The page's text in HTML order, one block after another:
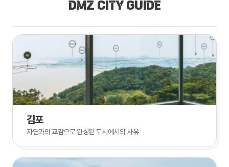
DMZ CITY GUIDE
김포
자연과의 교감으로 완성된 도시에서의 사유